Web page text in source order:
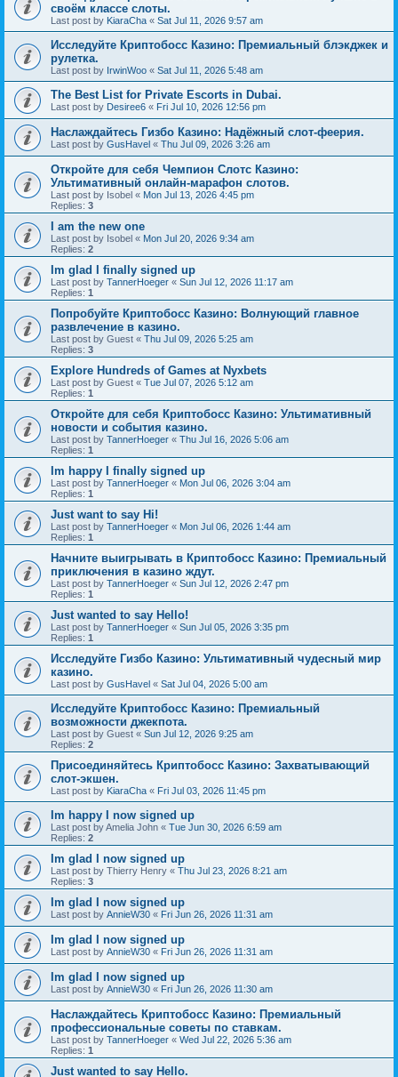
своём классе слоты.
Last post by KiaraCha « Sat Jul 11, 2026 9:57 am
Исследуйте Криптобосс Казино: Премиальный блэкджек и
рулетка.
Last post by IrwinWoo « Sat Jul 11, 2026 5:48 am
The Best List for Private Escorts in Dubai.
Last post by Desiree6 « Fri Jul 10, 2026 12:56 pm
Наслаждайтесь Гизбо Казино: Надёжный слот-феерия.
Last post by GusHavel « Thu Jul 09, 2026 3:26 am
Откройте для себя Чемпион Слотс Казино:
Ультимативный онлайн-марафон слотов.
Last post by Isobel « Mon Jul 13, 2026 4:45 pm
Replies: 3
I am the new one
Last post by Isobel « Mon Jul 20, 2026 9:34 am
Replies: 2
Im glad I finally signed up
Last post by TannerHoeger « Sun Jul 12, 2026 11:17 am
Replies: 1
Попробуйте Криптобосс Казино: Волнующий главное
развлечение в казино.
Last post by Guest « Thu Jul 09, 2026 5:25 am
Replies: 3
Explore Hundreds of Games at Nyxbets
Last post by Guest « Tue Jul 07, 2026 5:12 am
Replies: 1
Откройте для себя Криптобосс Казино: Ультимативный
новости и события казино.
Last post by TannerHoeger « Thu Jul 16, 2026 5:06 am
Replies: 1
Im happy I finally signed up
Last post by TannerHoeger « Mon Jul 06, 2026 3:04 am
Replies: 1
Just want to say Hi!
Last post by TannerHoeger « Mon Jul 06, 2026 1:44 am
Replies: 1
Начните выигрывать в Криптобосс Казино: Премиальный
приключения в казино ждут.
Last post by TannerHoeger « Sun Jul 12, 2026 2:47 pm
Replies: 1
Just wanted to say Hello!
Last post by TannerHoeger « Sun Jul 05, 2026 3:35 pm
Replies: 1
Исследуйте Гизбо Казино: Ультимативный чудесный мир
казино.
Last post by GusHavel « Sat Jul 04, 2026 5:00 am
Исследуйте Криптобосс Казино: Премиальный
возможности джекпота.
Last post by Guest « Sun Jul 12, 2026 9:25 am
Replies: 2
Присоединяйтесь Криптобосс Казино: Захватывающий
слот-экшен.
Last post by KiaraCha « Fri Jul 03, 2026 11:45 pm
Im happy I now signed up
Last post byAmelia John « Tue Jun 30, 2026 6:59 am
Replies: 2
Im glad I now signed up
Last post by Thierry Henry « Thu Jul 23, 2026 8:21 am
Replies: 3
Im glad I now signed up
Last post by AnnieW30 « Fri Jun 26, 2026 11:31 am
Im glad I now signed up
Last post by AnnieW30 « Fri Jun 26, 2026 11:31 am
Im glad I now signed up
Last post by AnnieW30 « Fri Jun 26, 2026 11:30 am
Наслаждайтесь Криптобосс Казино: Премиальный
профессиональные советы по ставкам.
Last post by TannerHoeger « Wed Jul 22, 2026 5:36 am
Replies: 1
Just wanted to say Hello.